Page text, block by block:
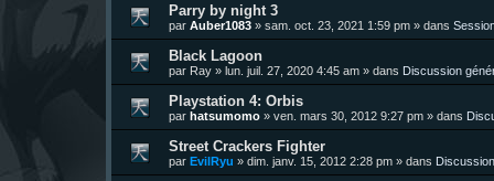
Parry by night 3
par Auber1083 » sam. oct. 23, 2021 1:59 pm » dans
Black Lagoon
par Ray » lun. juil. 27, 2020 4:45 am » dans Discussion
Playstation 4: Orbis
par hatsumomo » ven. mars 30, 2012 9:27 pm » dans
Street Crackers Fighter
par EvilRyu » dim. janv. 15, 2012 2:28 pm » dans